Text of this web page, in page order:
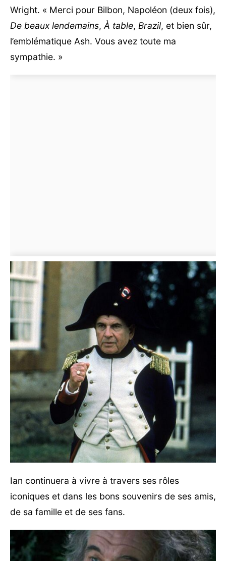
Wright. « Merci pour Bilbon, Napoléon (deux fois),
De beaux lendemains, À table, Brazil, et bien sûr,
l’emblématique Ash. Vous avez toute ma
sympathie. »
Ian continuera à vivre à travers ses rôles
iconiques et dans les bons souvenirs de ses amis,
de sa famille et de ses fans.